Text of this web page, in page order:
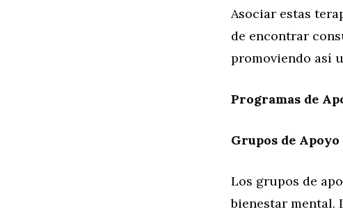
Asociar estas
de encontrar
promoviendo así
Programas de
Grupos de
Los grupos de
bienestar mental.